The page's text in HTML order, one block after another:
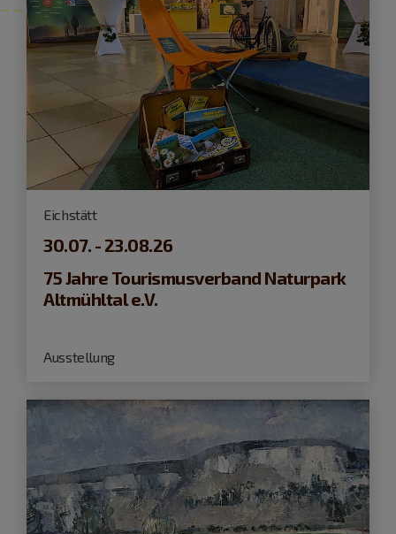
Eichstätt
30.07. - 23.08.26
75 Jahre Tourismusverband Naturpark
Altmühltal e.V.
Ausstellung